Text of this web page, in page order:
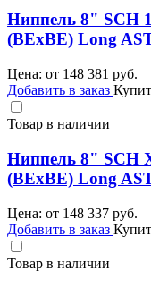
Ниппель 8" SCH
(BEхBE) Long
Цена: от 148 381 руб.
Добавить в заказ
Товар в наличии
Ниппель 8" SCH
(BEхBE) Long
Цена: от 148 337 руб.
Добавить в заказ
Товар в наличии